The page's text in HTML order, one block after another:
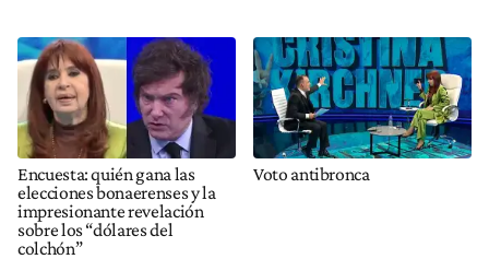
Encuesta: quién gana las
elecciones bonaerenses y la
impresionante revelación
sobre los “dólares del
colchón”
Voto antibronca